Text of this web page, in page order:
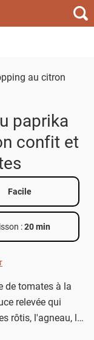
paprika
confit et
Facile
:20 min
de tomates à la
relevée qui
rôtis, l'agneau, le